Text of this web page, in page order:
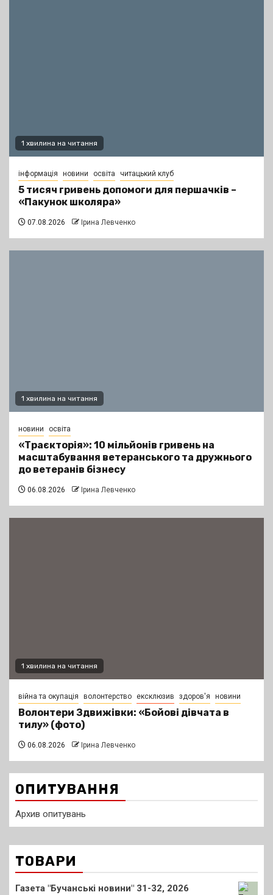
1 хвилина на читання
інформація новини освіта читацький клуб
5 тисяч гривень допомоги для першачків –
«Пакунок школяра»
07.08.2026 Ірина Левченко
1 хвилина на читання
новини освіта
«Траєкторія»: 10 мільйонів гривень на
масштабування ветеранського та дружнього
до ветеранів бізнесу
06.08.2026 Ірина Левченко
1 хвилина на читання
війна та окупація волонтерство ексклюзив здоров'я новини
Волонтери Здвижівки: «Бойові дівчата в
тилу» (фото)
06.08.2026 Ірина Левченко
ОПИТУВАННЯ
Архив опитувань
ТОВАРИ
Газета "Бучанські новини" 31-32, 2026